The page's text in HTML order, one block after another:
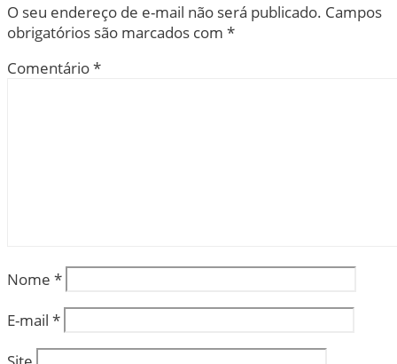
O seu endereço de e-mail não será publicado. Campos
obrigatórios são marcados com *
Comentário*
Nome *
E-mail *